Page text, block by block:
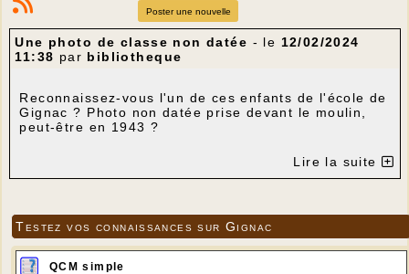
Poster une nouvelle
Une photo de classe non datée - le 12/02/2024
11:38 par bibliotheque
Reconnaissez-vous l'un de ces enfants de l'école de
Gignac ? Photo non datée prise devant le moulin,
peut-être en 1943 ?
Lire la suite
Testez vos connaissances sur Gignac
QCM simple